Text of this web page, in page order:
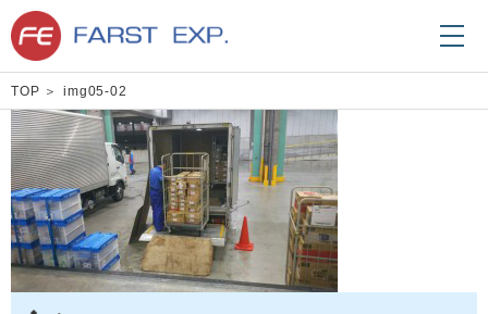
TOP img05-02